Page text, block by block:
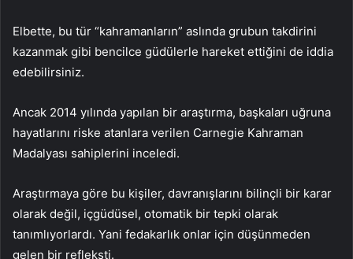
Elbette, bu tür “kahramanların” aslında grubun takdirini
kazanmak gibi bencilce güdülerle hareket ettiğini de iddia
edebilirsiniz.
Ancak 2014 yılında yapılan bir araştırma, başkaları uğruna
hayatlarını riske atanlara verilen Carnegie Kahraman
Madalyası sahiplerini inceledi.
Araştırmaya göre bu kişiler, davranışlarını bilinçli bir karar
olarak değil, içgüdüsel, otomatik bir tepki olarak
tanımlıyorlardı. Yani fedakarlık onlar için düşünmeden
gelen bir refleksti.